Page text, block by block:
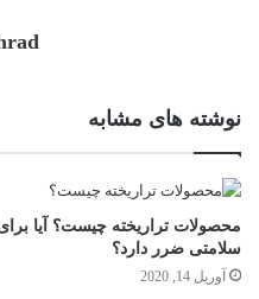
نوشته های مشابه
محصولات تراریخته چیست؟ آیا
سلامتی ضرر دارد؟
آوریل 14, 2020